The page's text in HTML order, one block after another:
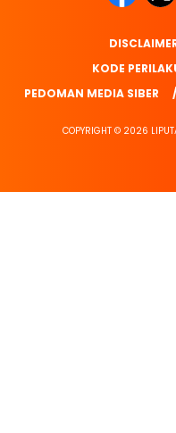
KODE
PEDOMAN MEDIA SIBER
COPYRIGHT © 2026